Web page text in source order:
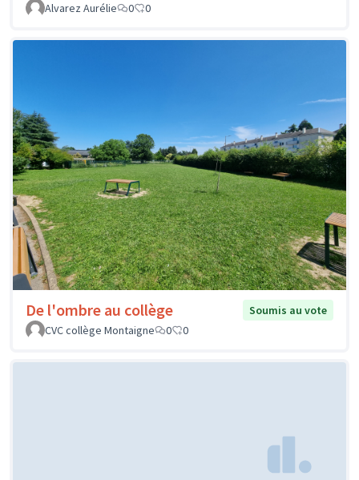
Alvarez Aurélie
0 0
De l'ombre au collège
Soumis au vote
CVC collège Montaigne
0 0